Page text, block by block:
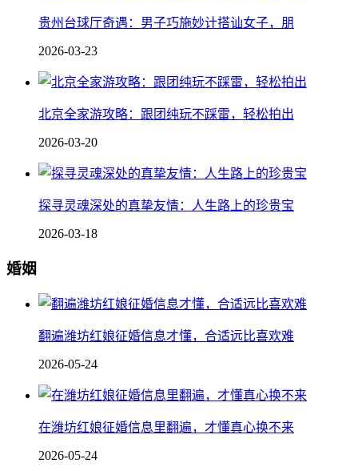
贵州台球厅奇遇：男子巧施妙计搭讪女子，朋
2026-03-23
北京全家游攻略：跟团纯玩不踩雷，轻松拍出
2026-03-20
探寻灵魂深处的真挚友情：人生路上的珍贵宝
2026-03-18
婚姻
翻遍潍坊红娘征婚信息才懂，合适远比喜欢难
2026-05-24
在潍坊红娘征婚信息里翻遍，才懂真心换不来
2026-05-24